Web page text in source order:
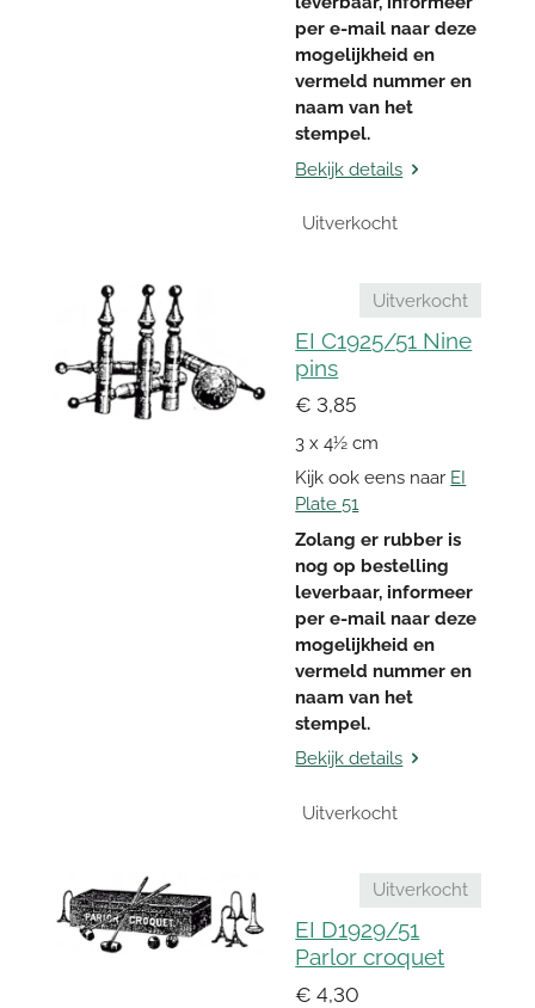
per e-mail naar deze
mogelijkheid en
vermeld nummer en
naam van het
stempel.
Bekijk details
Uitverkocht
Uitverkocht
EI C1925/51 Nine
pins
€ 3,85
3 x 4½ cm
Kijk ook eens naar EI
Plate 51
Zolang er rubber is
nog op bestelling
leverbaar, informeer
per e-mail naar deze
mogelijkheid en
vermeld nummer en
naam van het
stempel.
Bekijk details
Uitverkocht
Uitverkocht
EI D1929/51
Parlor croquet
€ 4,30